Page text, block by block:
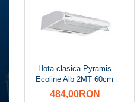
Hota clasica Pyramis
Ecoline Alb 2MT 60cm
484,00RON